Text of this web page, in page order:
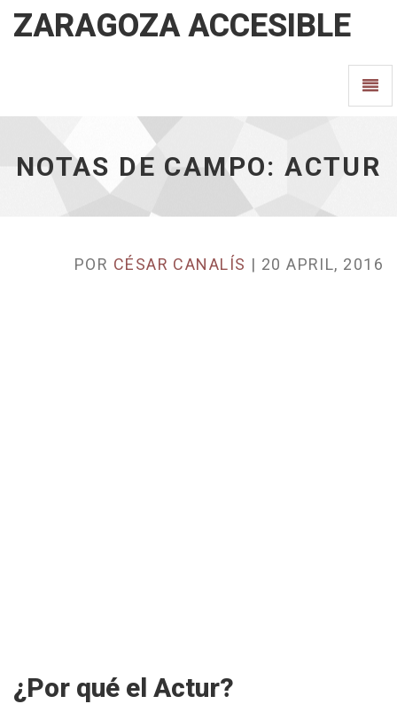
ZARAGOZA ACCESIBLE
ACTUR
ir
aNOTAS DE CAMPO: ACTUR
POR CÉSAR CANALÍS | 20 APRIL, 2016
¿Por qué el Actur?